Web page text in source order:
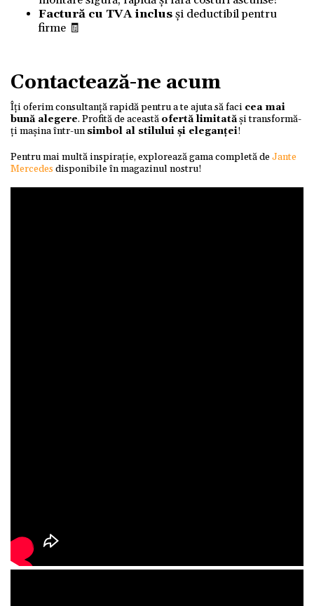
Factură cu TVA inclusși deductibil pentru
firme 🧾
Contactează-ne acum
Îți oferim consultanță rapidă pentru a te ajuta să faci cea mai
bună alegere. Profită de această ofertă limitatăși transformă-
ți mașina într-unsimbol al stilului și eleganței!
Pentru mai multă inspirație, explorează gama completă deJante
Mercedes disponibile în magazinul nostru!